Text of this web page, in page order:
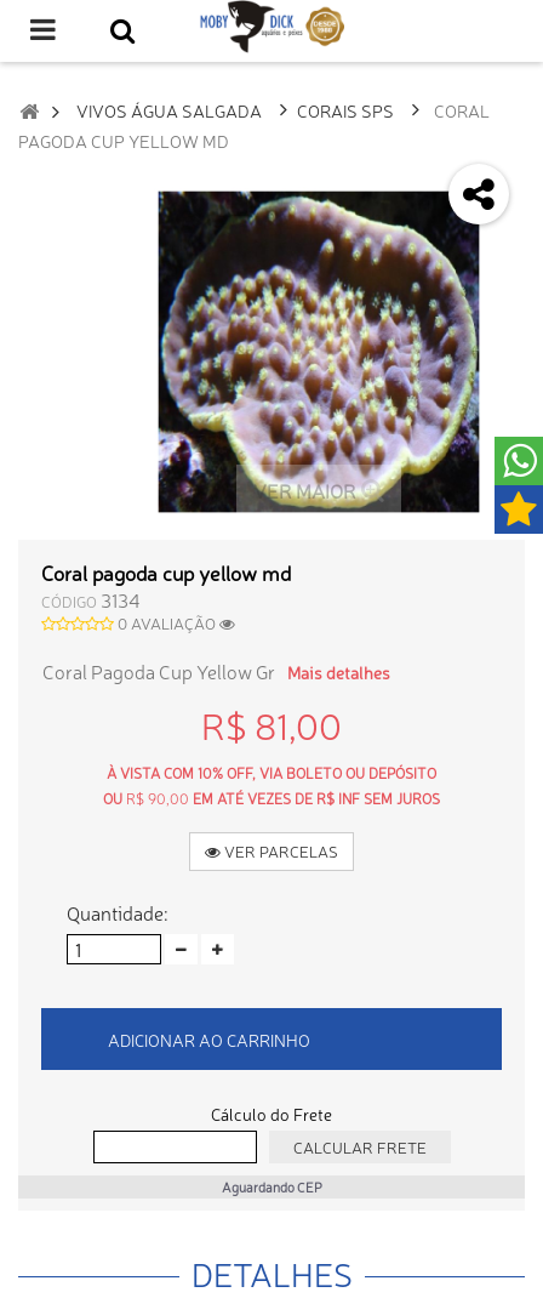
VIVOS ÁGUA SALGADA CORAIS SPS
CORAL
PAGODA CUP YELLOW MD
VER MAIOR
Coral pagoda cup yellow md
CÓDIGO 3134
0 AVALIAÇÃO
Coral Pagoda Cup Yellow Gr Mais detalhes
R$ 81,00
À VISTA COM 10% OFF, VIA BOLETO OU DEPÓSITO
OU R$ 90,00 EM ATÉ VEZES DE R$ INF SEM JUROS
VER PARCELAS
Quantidade:
ADICIONAR AO CARRINHO
Cálculo do Frete
Aguardando CEP
DETALHES